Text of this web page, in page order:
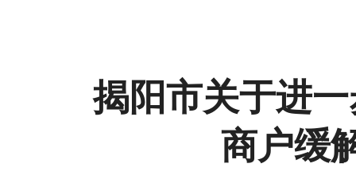
揭阳市关于进
商户缓